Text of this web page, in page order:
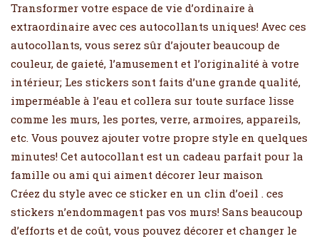
Transformer votre espace de vie d’ordinaire à
extraordinaire avec ces autocollants uniques! Avec ces
autocollants, vous serez sûr d’ajouter beaucoup de
couleur, de gaieté, l’amusement et l’originalité à votre
intérieur; Les stickers sont faits d’une grande qualité,
imperméable à l’eau et collera sur toute surface lisse
comme les murs, les portes, verre, armoires, appareils,
etc. Vous pouvez ajouter votre propre style en quelques
minutes! Cet autocollant est un cadeau parfait pour la
famille ou ami qui aiment décorer leur maison
Créez du style avec ce sticker en un clin d’oeil . ces
stickers n’endommagent pas vos murs! Sans beaucoup
d’efforts et de coût, vous pouvez décorer et changer le